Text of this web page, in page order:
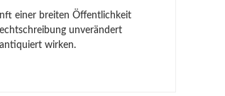
einer breiten Öffentlichkeit
unverändert
wirken.